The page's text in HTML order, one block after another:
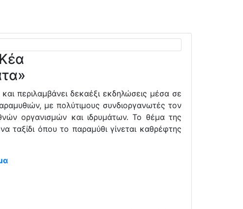
και περιλαμβάνει δεκαέξι εκδηλώσεις μέσα σε
με πολύτιμους συνδιοργανωτές τον
οργανισμών και ιδρυμάτων. Το θέμα της
ταξίδι όπου το παραμύθι γίνεται καθρέφτης